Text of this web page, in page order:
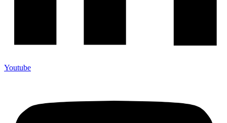
Youtube